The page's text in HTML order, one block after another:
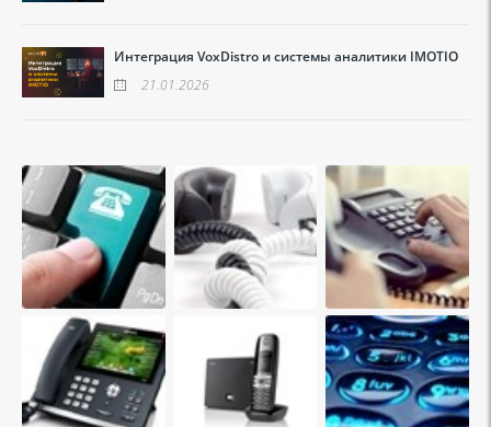
Интеграция VoxDistro и системы аналитики IMOTIO
21.01.2026